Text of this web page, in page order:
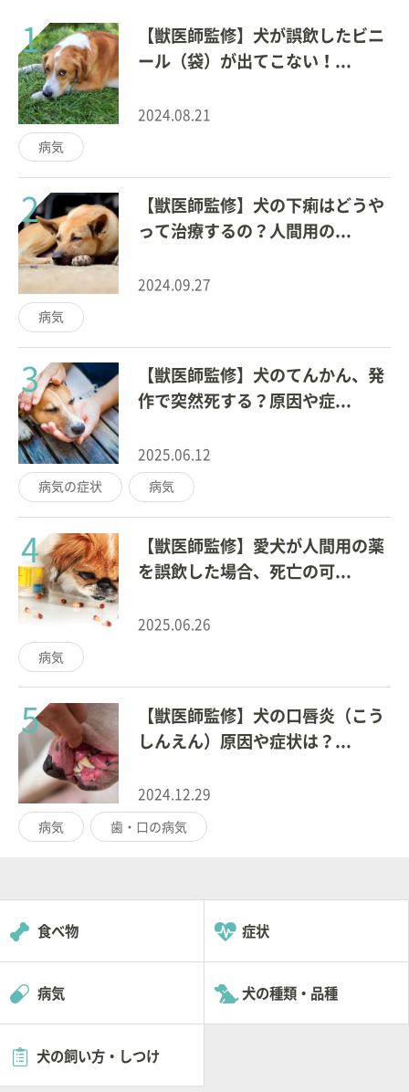
1
【獣医師監修】犬が誤飲したビニ
ール（袋）が出てこない！...
2024.08.21
病気
2
【獣医師監修】犬の下痢はどうや
って治療するの？人間用の...
2024.09.27
病気
3
【獣医師監修】犬のてんかん、発
作で突然死する？原因や症...
2025.06.12
病気の症状 病気
4
【獣医師監修】愛犬が人間用の薬
を誤飲した場合、死亡の可...
2025.06.26
病気
5
【獣医師監修】犬の口唇炎（こう
しんえん）原因や症状は？...
2024.12.29
病気 歯・口の病気
食べ物 症状
病気 犬の種類・品種
犬の飼い方・しつけ